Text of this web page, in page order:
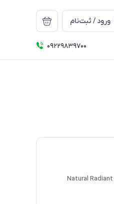
ورود / ثبت‌نام
09229839700